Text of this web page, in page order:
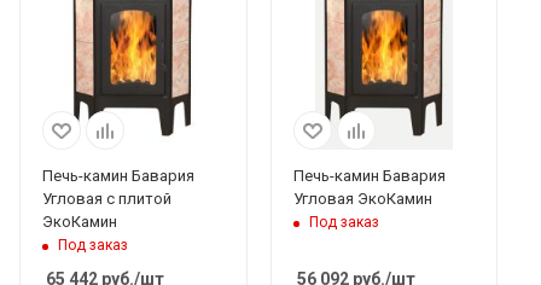
Печь-камин Бавария
Угловая с плитой
ЭкоКамин
Под заказ
65 442 руб./шт
Печь-камин Бавария
Угловая ЭкоКамин
Под заказ
56 092руб./шт